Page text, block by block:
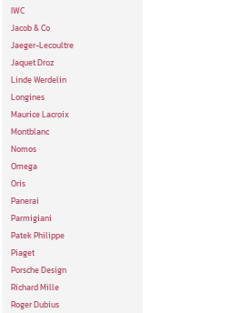
IWC
Jacob & Co
Jaeger-Lecoultre
Jaquet Droz
Linde Werdelin
Longines
Maurice Lacroix
Montblanc
Nomos
Omega
Oris
Panerai
Parmigiani
Patek Philippe
Piaget
Porsche Design
Richard Mille
Roger Dubius